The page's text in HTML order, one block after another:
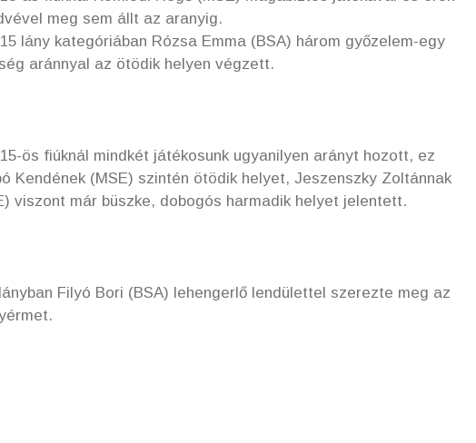
meg sem állt az aranyig.
lány kategóriában Rózsa Emma (BSA) három győzelem-egy
aránnyal az ötödik helyen végzett.
ös fiúknál mindkét játékosunk ugyanilyen arányt hozott, ez
Kendének (MSE) szintén ötödik helyet, Jeszenszky Zoltánnak
viszont már büszke, dobogós harmadik helyet jelentett.
Filyó Bori (BSA) lehengerlő lendülettel szerezte meg az